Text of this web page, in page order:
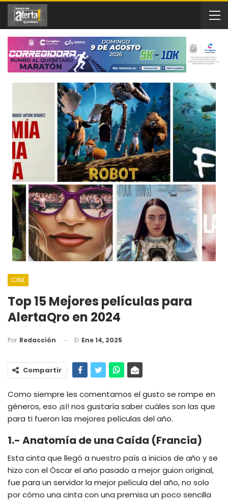
CINE
Top 15 Mejores películas para
AlertaQro en 2024
Por Redacción El Ene 14, 2025
Compartir
Como siempre les comentamos el gusto se rompe en
géneros, eso ¡sí! nos gustaría saber cuáles son las que
para ti fueron las mejores películas del año.
1.- Anatomía de una Caída (Francia)
Esta cinta que llegó a nuestro país a inicios de año y se
hizo con el Óscar el año pasado a mejor guion original,
fue para un servidor la mejor película del año, no solo
por cómo una cinta con una premisa un poco sencilla